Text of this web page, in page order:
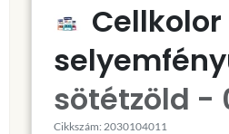
sötétzöld -
Cikkszám: 2030104011